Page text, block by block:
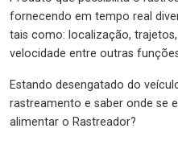
fornecendo em tempo real
tais como: localização,
velocidade entre outras
Estando desengatado do
rastreamento e saber onde se
alimentar o Rastreador?